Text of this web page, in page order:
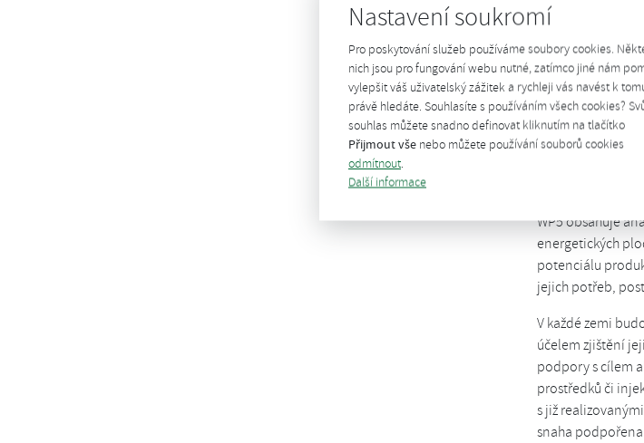
Nastavení soukromí
Pro poskytování služeb používáme soubory cookies.
nich jsou pro fungování webu nutné, zatímco jiné nám
vylepšit váš uživatelský zážitek a rychleji vás navést k
právě hledáte. Souhlasíte s používáním všech cookies?
souhlas můžete snadno definovat kliknutím na tlačítko
Přijmout vše nebo můžete používání souborů cookies
odmítnout.
Další informace
WP 5 Podpora
Vedoucí a
WP5 obsahuje
energetických
potenciálu
jejich potřeb,
V každé zemi
účelem zjištění
podpory s cílem
prostředků či
s již
snaha